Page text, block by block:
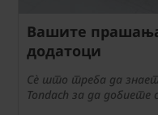
Вашите
додатоци
Сè што треба да
Tondach за да добиете